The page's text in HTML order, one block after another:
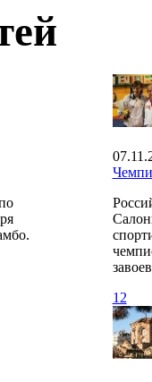
12